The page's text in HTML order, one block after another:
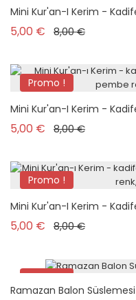
Nouveau
Mini Kur'an-I Kerim -
5,00 € Prix de base
8,00 €Prix
Promo !
Nouveau
Mini Kur'an-I Kerim -
5,00 € Prix de base
8,00 €Prix
Promo !
Nouveau
Mini Kur'an-I Kerim -
5,00 € Prix de base
8,00 €Prix
Promo !
Ramazan Balon